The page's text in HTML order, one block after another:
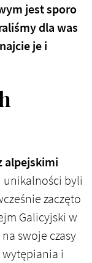
jest sporo
dla was
je i
alpejskimi
unikalności byli
zaczęto
Galicyjski w
swoje czasy
wytępiania i